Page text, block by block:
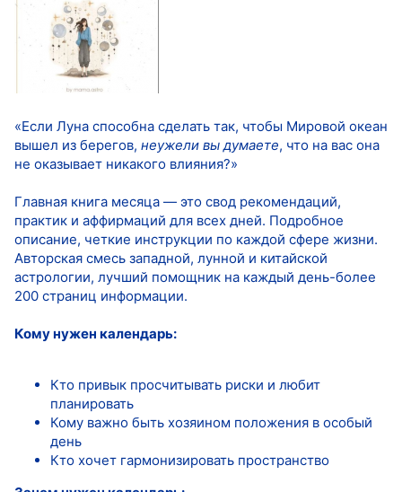
«Если Луна способна сделать так, чтобы Мировой океан
вышел из берегов, неужели вы думаете, что на вас она
не оказывает никакого влияния?»
Главная книга месяца — это свод рекомендаций,
практик и аффирмаций для всех дней. Подробное
описание, четкие инструкции по каждой сфере жизни.
Авторская смесь западной, лунной и китайской
астрологии, лучший помощник на каждый день-более
200 страниц информации.
Кому нужен календарь:
Кто привык просчитывать риски и любит
планировать
Кому важно быть хозяином положения в особый
день
Кто хочет гармонизировать пространство